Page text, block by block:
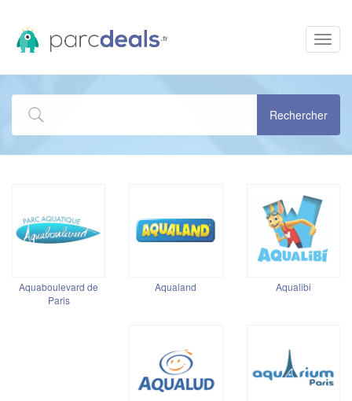
Toggle
Rechercher
Aquaboulevard de
Paris
Aqualand Aqualibi